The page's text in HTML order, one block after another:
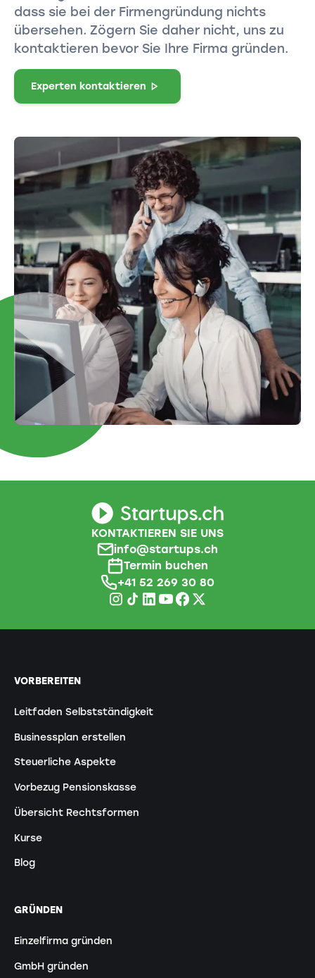
dass sie bei der Firmengründung nichts
übersehen. Zögern Sie daher nicht, uns zu
kontaktieren bevor Sie Ihre Firma gründen.
Experten kontaktieren
KONTAKTIEREN SIE UNS
info@startups.ch
Termin buchen
+41 52 269 30 80
VORBEREITEN
Leitfaden Selbstständigkeit
Businessplan erstellen
Steuerliche Aspekte
Vorbezug Pensionskasse
Übersicht Rechtsformen
Kurse
Blog
GRÜNDEN
Einzelfirma gründen
GmbH gründen